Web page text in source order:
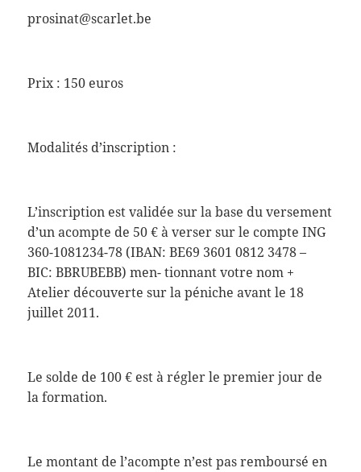
prosinat@scarlet.be
Prix : 150 euros
Modalités d’inscription :
L’inscription est validée sur la base du versement
d’un acompte de 50 € à verser sur le compte ING
360-1081234-78 (IBAN: BE69 3601 0812 3478 –
BIC: BBRUBEBB) men- tionnant votre nom +
Atelier découverte sur la péniche avant le 18
juillet 2011.
Le solde de 100 € est à régler le premier jour de
la formation.
Le montant de l’acompte n’est pas remboursé en